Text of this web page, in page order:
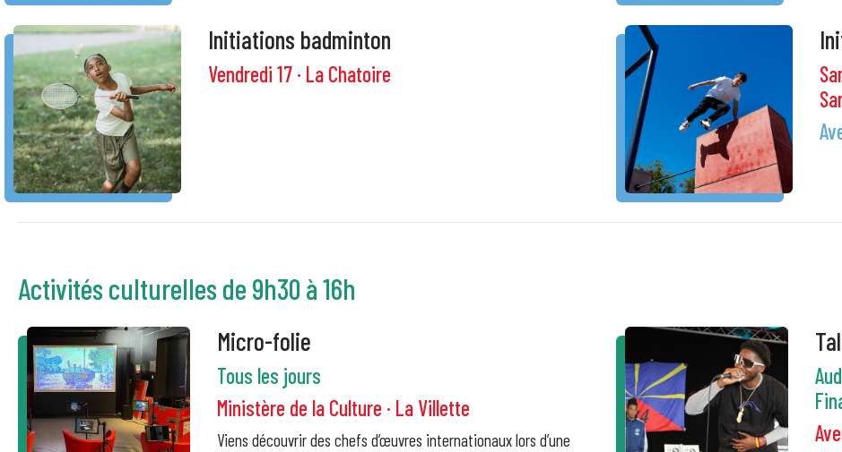
Initiations badminton
Vendredi 17 · La Chatoire
Activités culturelles de 9h30 à 16h
Micro-folie
Tous les jours
Ministère de la Culture · La Villette
Viens découvrir des chefs d’œuvres internationaux lors d’une